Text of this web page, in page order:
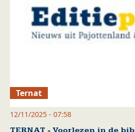
Ternat
12/11/2025 - 07:58